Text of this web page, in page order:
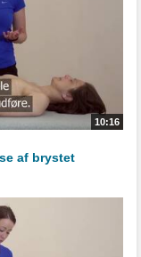
10:16
af brystet